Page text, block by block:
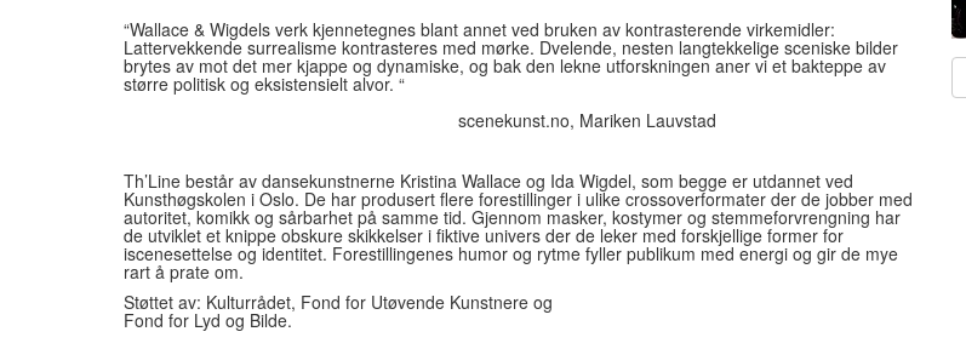
“Wallace & Wigdels verk kjennetegnes blant annet ved bruken av kontrasterende virkemidler:
Lattervekkende surrealisme kontrasteres med mørke. Dvelende, nesten langtekkelige sceniske bilder
brytes av mot det mer kjappe og dynamiske, og bak den lekne utforskningen aner vi et bakteppe av
større politisk og eksistensielt alvor. “
scenekunst.no, Mariken Lauvstad
Th’Line består av dansekunstnerne Kristina Wallace og Ida Wigdel, som begge er utdannet ved
Kunsthøgskolen i Oslo. De har produsert flere forestillinger i ulike crossoverformater der de jobber med
autoritet, komikk og sårbarhet på samme tid. Gjennom masker, kostymer og stemmeforvrengning har
de utviklet et knippe obskure skikkelser i fiktive univers der de leker med forskjellige former for
iscenesettelse og identitet. Forestillingenes humor og rytme fyller publikum med energi og gir de mye
rart å prate om.
Støttet av: Kulturrådet, Fond for Utøvende Kunstnere og
Fond for Lyd og Bilde.